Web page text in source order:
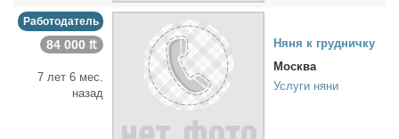
Работодатель
84 000 ₶
7 лет 6 мес.
назад
Ня­ня к груд­нич­ку
Москва
Услуги няни